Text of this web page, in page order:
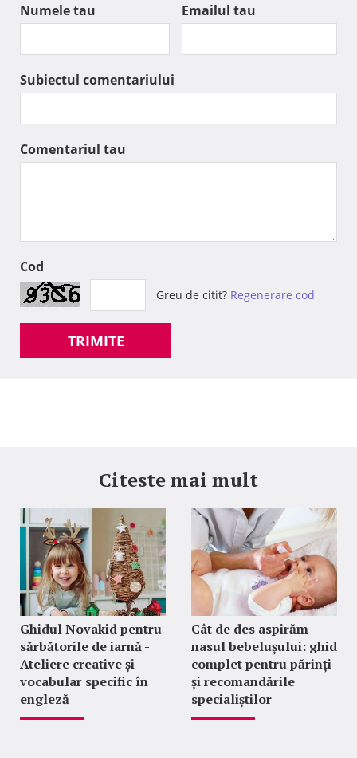
Numele tau Emailul tau
Subiectul comentariului
Comentariul tau
Cod
Greu de citit? Regenerare cod
TRIMITE
Citeste mai mult
Ghidul Novakid pentru
sărbătorile de iarnă -
Ateliere creative și
vocabular specific în
engleză
Cât de des aspirăm
nasul bebelușului: ghid
complet pentru părinți
și recomandările
specialiștilor